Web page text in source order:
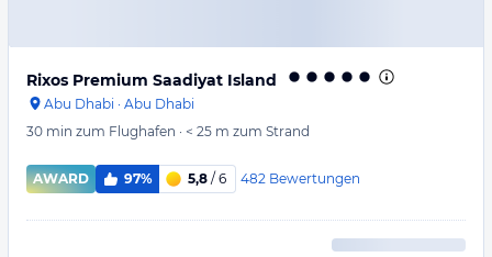
Rixos Premium Saadiyat Island
Abu Dhabi · Abu Dhabi
30 min zum Flughafen · < 25 m zum Strand
AWARD 97% 5,8 / 6 482 Bewertungen